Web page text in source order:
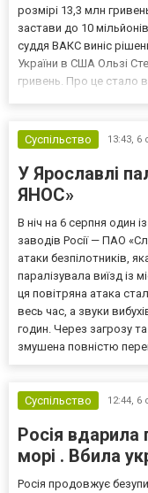
розмірі 13,3 млн
застави до 10
суддя ВАКС виніс
України в США Ользі
гривень. Про це стало
Суспільство
13:43, 6
У Ярославлі
ЯНОС»
В ніч на 6 серпня один
заводів Росії — ПАО
атаки безпілотників,
паралізувала виїзд із
ця повітряна атака
весь час, а звуки
годин. Через загрозу
змушена повністю
Суспільство 12:44, 6
Росія
морі . Вбила
Росія продовжує